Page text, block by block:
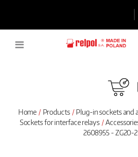
Home Products
Plug-in sockets and
Sockets for interface relays
2608955 - ZG20-2